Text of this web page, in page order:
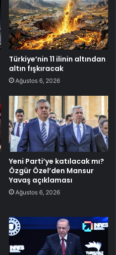
Türkiye’nin 11 ilinin altından
altın fışkıracak
Ağustos 6, 2026
Yeni Parti’ye katılacak mı?
Özgür Özel’den Mansur
Yavaş açıklaması
Ağustos 6, 2026